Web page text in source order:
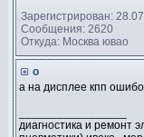
Зарегистрирован:
Сообщения: 2620
Откуда: Москва ювао
о
а на дисплее кпп
диагностика и ремонт